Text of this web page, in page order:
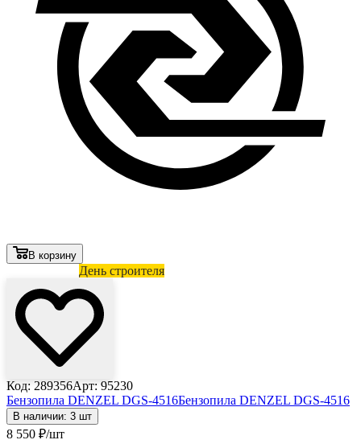
В корзину
День строителя
Код: 289356Арт: 95230
Бензопила DENZEL DGS-4516Бензопила DENZEL DGS-4516
В наличии: 3 шт
8 550 ₽/шт